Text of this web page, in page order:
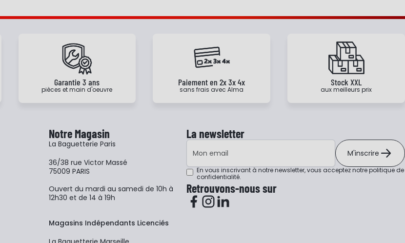
Garantie 3 ans
pièces et main d'oeuvre
Paiement en 2x 3x 4x
sans frais avec Alma
Stock XXL
aux meilleurs prix
Notre Magasin
La Baguetterie Paris
36/38 rue Victor Massé
75009 PARIS
Ouvert du mardi au samedi de 10h à
12h30 et de 14 à 19h
Magasins Indépendants Licenciés
La newsletter
Adresse e-mail
M'inscrire
En vous inscrivant à notre newsletter, vous acceptez notrepolitique de
confidentialité.
Retrouvons-nous sur